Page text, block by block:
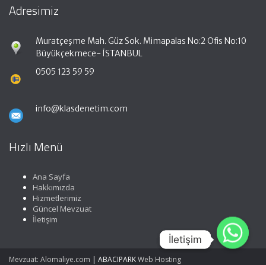
Adresimiz
Muratçeşme Mah. Güz Sok. Mimapalas No:2 Ofis No:10
Büyükçekmece- İSTANBUL
0505 123 59 59
info@klasdenetim.com
Hızlı Menü
Ana Sayfa
Hakkımızda
Hizmetlerimiz
Güncel Mevzuat
İletişim
Mevzuat: Alomaliye.com | ABACIPARKWeb Hosting
İletişim
İletişim